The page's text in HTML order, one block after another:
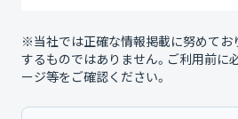
※当社では正確な情報掲載に努めてお
するものではありません。ご利用前に
ージ等をご確認ください。